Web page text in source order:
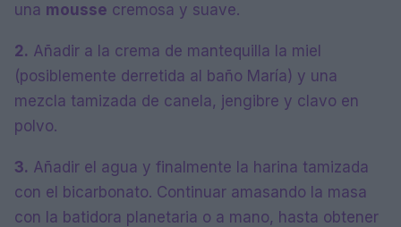
una mousse cremosa y suave.
2. Añadir a la crema de mantequilla la miel
(posiblemente derretida al baño María) y una
mezcla tamizada de canela, jengibre y clavo en
polvo.
3. Añadir el agua y finalmente la harina tamizada
con el bicarbonato. Continuar amasando la masa
con la batidora planetaria o a mano, hasta obtener